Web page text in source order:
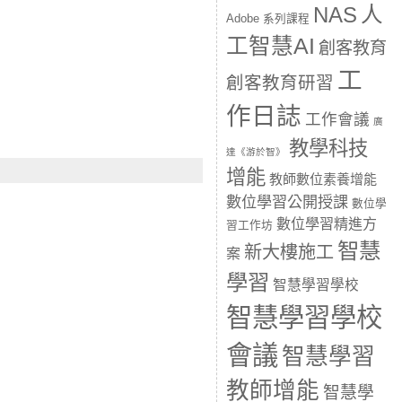
Adobe 系列課程 NAS 人
工智慧AI 創客教育
創客教育研習 工
作日誌 工作會議 廣
達《游於智》
教學科技
增能 教師數位素養增能
數位學習公開授課 數位學
習工作坊 數位學習精進方
案 新大樓施工 智慧
學習 智慧學習學校
智慧學習學校
會議 智慧學習
教師增能 智慧學